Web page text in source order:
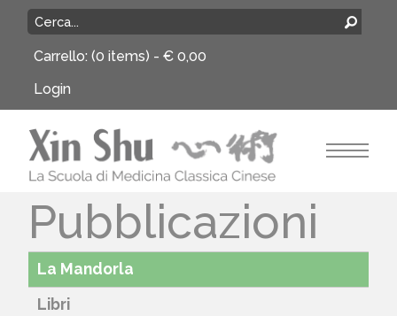
Carrello: (0 items) - € 0,00
Login
Pubblicazioni
La Mandorla
Libri